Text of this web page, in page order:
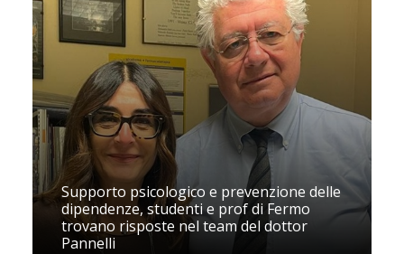
Supporto psicologico e prevenzione delle
dipendenze, studenti e prof di Fermo
trovano risposte nel team del dottor
Pannelli